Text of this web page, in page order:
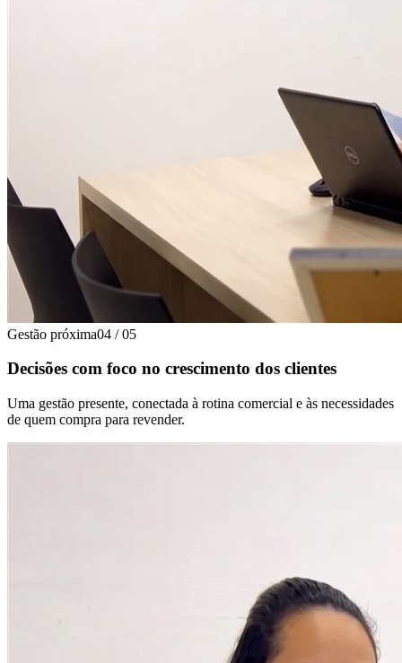
Gestão próxima04 / 05
Decisões com foco no crescimento dos clientes
Uma gestão presente, conectada à rotina comercial e às necessidades
de quem compra para revender.